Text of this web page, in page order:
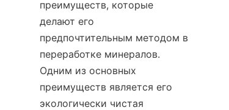
преимуществ, которые
делают его
предпочтительным методом в
переработке минералов.
Одним из основных
преимуществ является его
экологически чистая